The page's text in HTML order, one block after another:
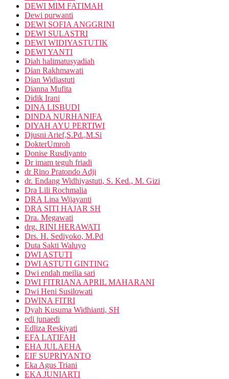
DEWI MIM FATIMAH
Dewi purwanti
DEWI SOFIA ANGGRINI
DEWI SULASTRI
DEWI WIDIYASTUTIK
DEWI YANTI
Diah halimatusyadiah
Dian Rakhmawati
Dian Widiastuti
Dianna Mufita
Didik Irani
DINA LISBUDI
DINDA NURHANIFA
DIYAH AYU PERTIWI
Djusni Arief,S.Pd.,M.Si
DokterUmroh
Donise Rusdiyanto
Dr imam teguh friadi
dr Rino Pratondo Adji
dr. Endang Widhiyastuti, S. Ked., M. Gizi
Dra Lili Rochmalia
DRA Lina Wijayanti
DRA SITI HAJAR SH
Dra. Megawati
drg. RINI HERAWATI
Drs. H. Sediyoko, M.Pd
Duta Sakti Waluyo
DWI ASTUTI
DWI ASTUTI GINTING
Dwi endah meilia sari
DWI FITRIANA APRIL MAHARANI
Dwi Heni Susilowati
DWINA FITRI
Dyah Kusuma Widhianti, SH
edi junaedi
Edliza Reskiyati
EFA LATIFAH
EHA JULAEHA
EIF SUPRIYANTO
Eka Agus Triani
EKA JUNIARTI